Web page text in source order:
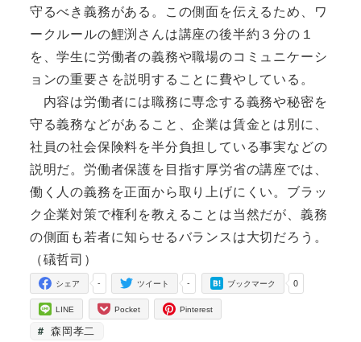
守るべき義務がある。この側面を伝えるため、ワ
ークルールの鯉渕さんは講座の後半約３分の１
を、学生に労働者の義務や職場のコミュニケーシ
ョンの重要さを説明することに費やしている。
内容は労働者には職務に専念する義務や秘密を
守る義務などがあること、企業は賃金とは別に、
社員の社会保険料を半分負担している事実などの
説明だ。労働者保護を目指す厚労省の講座では、
働く人の義務を正面から取り上げにくい。ブラッ
ク企業対策で権利を教えることは当然だが、義務
の側面も若者に知らせるバランスは大切だろう。
（礒哲司）
-
シェア -
ツイート 0
ブックマーク
LINE Pocket Pinterest
森岡孝二